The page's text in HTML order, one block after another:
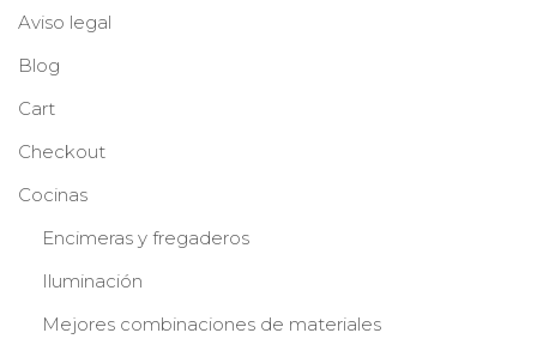
Aviso legal
Blog
Cart
Checkout
Cocinas
Encimeras y fregaderos
Iluminación
Mejores combinaciones de materiales